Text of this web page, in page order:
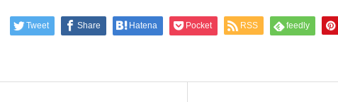
Tweet Share Hatena Pocket RSS feedly